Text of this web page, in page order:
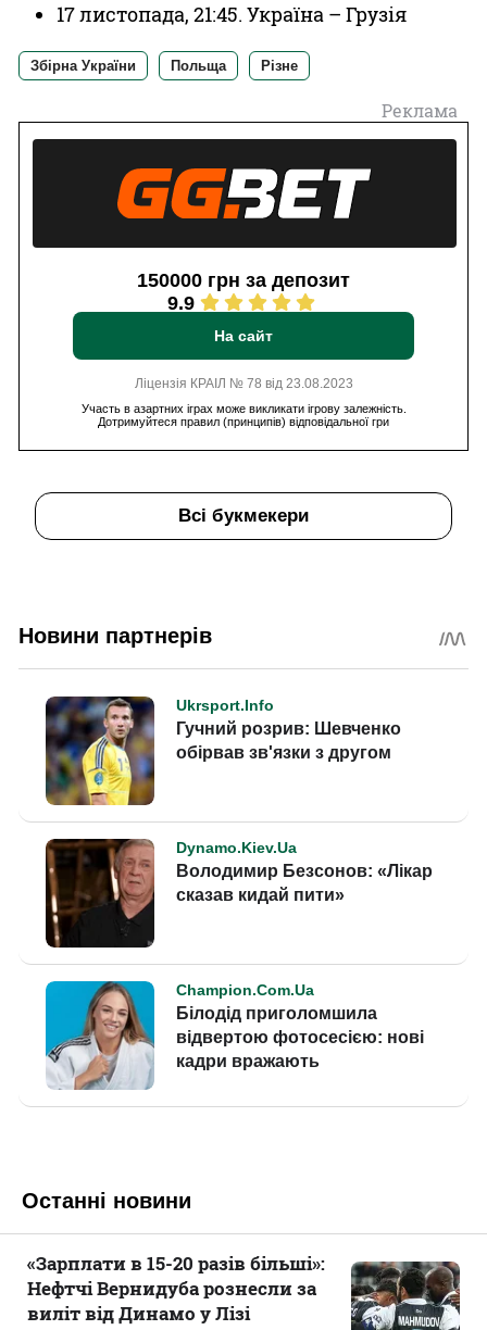
17 листопада, 21:45. Україна – Грузія
Збірна України Польща Різне
Реклама
150000 грн за депозит
9.9
На сайт
Ліцензія КРАІЛ № 78 від 23.08.2023
Участь в азартних іграх може викликати ігрову залежність.
Дотримуйтеся правил (принципів) відповідальної гри
Всі букмекери
Останні новини
«Зарплати в 15-20 разів більші»:
Нефтчі Вернидуба рознесли за
виліт від Динамо у Лізі